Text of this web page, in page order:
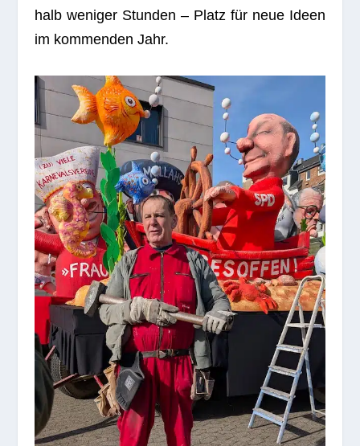
halb weni­ger Stun­den – Platz für neue Ideen
im kom­men­den Jahr.